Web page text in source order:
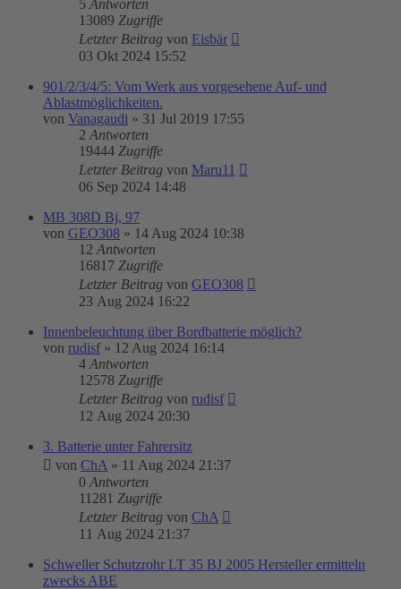
5 Antworten
13089 Zugriffe
Letzter Beitrag von Eisbär
03 Okt 2024 15:52
901/2/3/4/5: Vom Werk aus vorgesehene Auf- und
Ablastmöglichkeiten.
von Vanagaudi » 31 Jul 2019 17:55
2 Antworten
19444 Zugriffe
Letzter Beitrag von Maru11
06 Sep 2024 14:48
MB 308D Bj, 97
von GEO308 » 14 Aug 2024 10:38
12 Antworten
16817 Zugriffe
Letzter Beitrag von GEO308
23 Aug 2024 16:22
Innenbeleuchtung über Bordbatterie möglich?
von rudisf » 12 Aug 2024 16:14
4 Antworten
12578 Zugriffe
Letzter Beitrag von rudisf
12 Aug 2024 20:30
3. Batterie unter Fahrersitz
von ChA » 11 Aug 2024 21:37
0 Antworten
11281 Zugriffe
Letzter Beitrag von ChA
11 Aug 2024 21:37
Schweller Schutzrohr LT 35 BJ 2005 Hersteller ermitteln
zwecks ABE